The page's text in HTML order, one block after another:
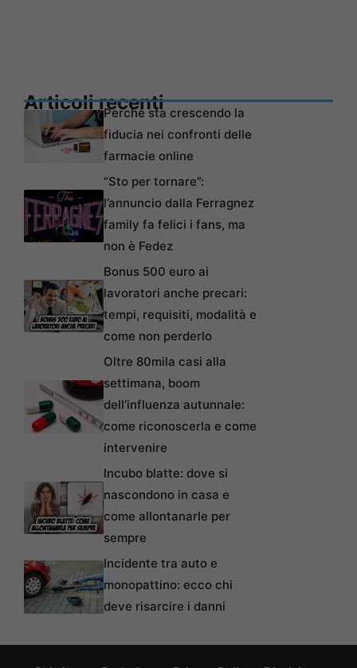
Articoli recentiPerché sta crescendo la
fiducia nei confronti delle
farmacie online
“Sto per tornare”:
l’annuncio dalla Ferragnez
family fa felici i fans, ma
non è Fedez
Bonus 500 euro ai
lavoratori anche precari:
tempi, requisiti, modalità e
come non perderlo
Oltre 80mila casi alla
settimana, boom
dell’influenza autunnale:
come riconoscerla e come
intervenire
Incubo blatte: dove si
nascondono in casa e
come allontanarle per
sempre
Incidente tra auto e
monopattino: ecco chi
deve risarcire i danni